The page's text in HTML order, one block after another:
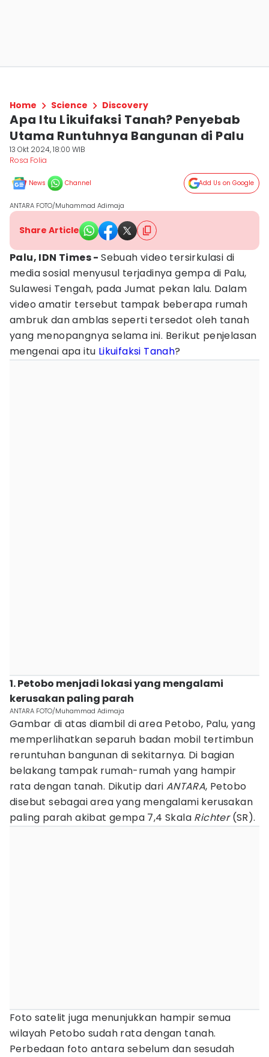
Home Science Discovery
Apa Itu Likuifaksi Tanah? Penyebab
Utama Runtuhnya Bangunan di Palu
13 Okt 2024, 18:00 WIB
Rosa Folia
News Channel Add Us on Google
ANTARA FOTO/Muhammad Adimaja
Share Article
Palu, IDN Times -Sebuah video tersirkulasi di
media sosial menyusul terjadinya gempa di Palu,
Sulawesi Tengah, pada Jumat pekan lalu. Dalam
video amatir tersebut tampak beberapa rumah
ambruk dan amblas seperti tersedot oleh tanah
yang menopangnya selama ini. Berikut penjelasan
mengenai apa itu Likuifaksi Tanah?
1. Petobo menjadi lokasi yang mengalami
kerusakan paling parah
ANTARA FOTO/Muhammad Adimaja
Gambar di atas diambil di area Petobo, Palu, yang
memperlihatkan separuh badan mobil tertimbun
reruntuhan bangunan di sekitarnya. Di bagian
belakang tampak rumah-rumah yang hampir
rata dengan tanah. Dikutip dari ANTARA, Petobo
disebut sebagai area yang mengalami kerusakan
paling parah akibat gempa 7,4 Skala Richter(SR).
Foto satelit juga menunjukkan hampir semua
wilayah Petobo sudah rata dengan tanah.
Perbedaan foto antara sebelum dan sesudah